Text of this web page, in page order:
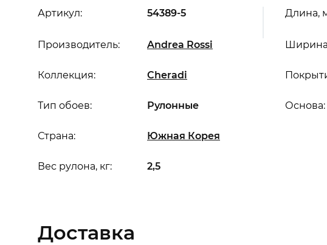
Артикул: 54389-5
Производитель: Andrea Rossi
Коллекция: Cheradi
Длина,
Вес рулона, кг: 2,5
Основа:
Страна: Южная Корея
Тип обоев: Рулонные
Доставка